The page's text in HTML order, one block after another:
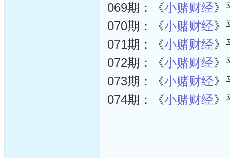
069期：《小赌财经》
070期：《小赌财经》
071期：《小赌财经》
072期：《小赌财经》
073期：《小赌财经》
074期：《小赌财经》